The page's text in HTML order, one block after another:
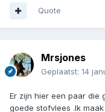
Quote
Mrsjones
Geplaatst: 14
Er zijn hier een paar die
goede stofvlees .Ik